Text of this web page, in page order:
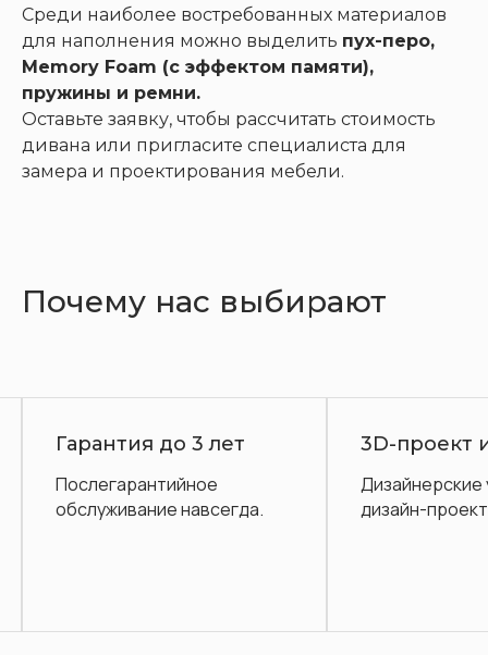
Среди наиболее востребованных материалов
для наполнения можно выделить пух-перо,
Memory Foam (с эффектом памяти),
пружины и ремни.
Оставьте заявку, чтобы рассчитать стоимость
дивана или пригласите специалиста для
замера и проектирования мебели.
Почему нас выбирают
Гарантия до 3 лет
Послегарантийное
обслуживание навсегда.
3D-проект
Дизайнерские
дизайн-